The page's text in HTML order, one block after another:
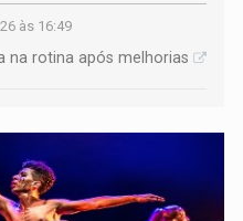
às 16:49
na rotina após melhorias